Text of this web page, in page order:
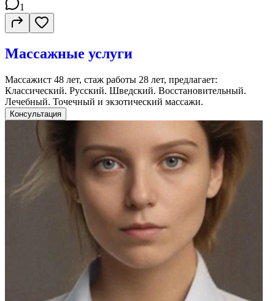
1
Массажные услуги
Массажист 48 лет, стаж работы 28 лет, предлагает:
Классический. Русский. Шведский. Восстановительный.
Лечебный. Точечный и экзотический массажи.
Консультация